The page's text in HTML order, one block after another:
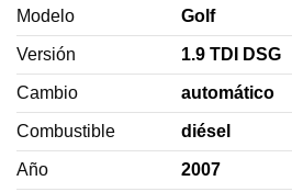
Modelo Golf
Versión 1.9 TDI DSG
Cambio automático
Combustible diésel
Año 2007